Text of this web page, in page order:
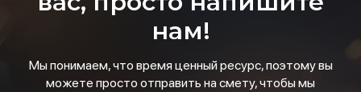
нам!
Мы понимаем, что время ценный ресурс, поэтому вы
можете просто отправить на смету, чтобы мы